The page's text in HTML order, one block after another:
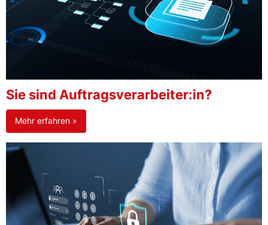
Sie sind Auftragsverarbeiter:in?
Mehr erfahren »